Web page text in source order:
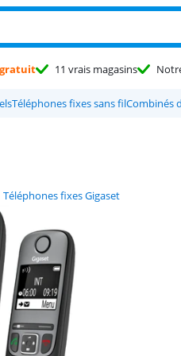
gratuit 11 vrais magasins
Téléphones fixes sans filCombinés
Téléphones fixes Gigaset